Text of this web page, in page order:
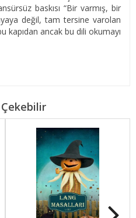
baskısı “Bir varmış, bir
değil, tam tersine varolan
kapıdan ancak bu dili okumayı